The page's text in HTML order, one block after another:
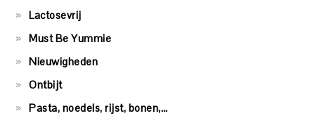
Lactosevrij
Must Be Yummie
Nieuwigheden
Ontbijt
Pasta, noedels, rijst, bonen,…